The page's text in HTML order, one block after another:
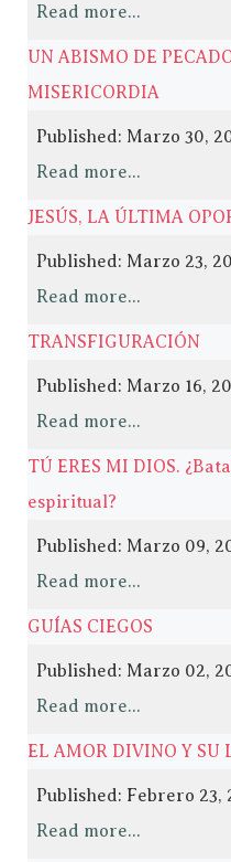
Read more...
UN ABISMO DE
MISERICORDIA
Published: Marzo 30,
Read more...
JESÚS, LA ÚLTIMA
Published: Marzo 23,
Read more...
TRANSFIGURACIÓN
Published: Marzo 16,
Read more...
TÚ ERES MI DIOS.
espiritual?
Published: Marzo 09,
Read more...
GUÍAS CIEGOS
Published: Marzo 02,
Read more...
EL AMOR DIVINO Y SU
Published: Febrero 23,
Read more...